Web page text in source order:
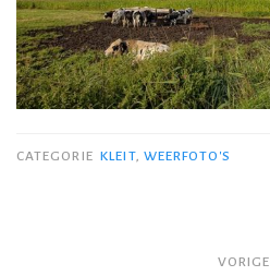
CATEGORIE KLEIT, WEERFOTO'S
VORIGE